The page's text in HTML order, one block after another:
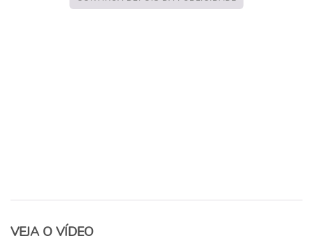
VEJA O VÍDEO